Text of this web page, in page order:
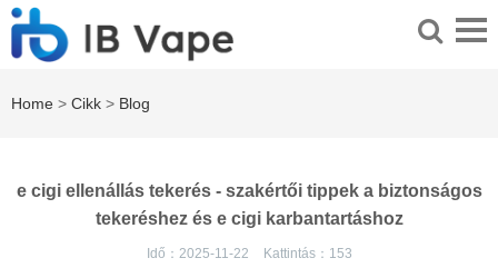
Home > Cikk > Blog
e cigi ellenállás tekerés - szakértői tippek a biztonságos
tekeréshez és e cigi karbantartáshoz
Idő：2025-11-22 Kattintás： 153